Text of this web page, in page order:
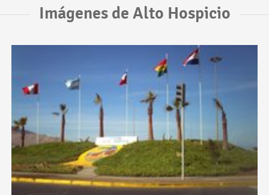
Imágenes de Alto Hospicio